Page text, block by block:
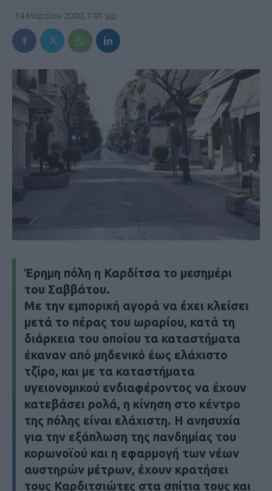
14 Μαρτίου 2020, 1:01 μμ
Έρημη πόλη η Καρδίτσα το μεσημέρι
του Σαββάτου.
Με την εμπορική αγορά να έχει κλείσει
μετά το πέρας του ωραρίου, κατά τη
διάρκεια του οποίου τα καταστήματα
έκαναν από μηδενικό έως ελάχιστο
τζίρο, και με τα καταστήματα
υγειονομικού ενδιαφέροντος να έχουν
κατεβάσει ρολά, η κίνηση στο κέντρο
της πόλης είναι ελάχιστη. Η ανησυχία
για την εξάπλωση της πανδημίας του
κορωνοϊού και η εφαρμογή των νέων
αυστηρών μέτρων, έχουν κρατήσει
τους Καρδιτσιώτες στα σπίτια τους και